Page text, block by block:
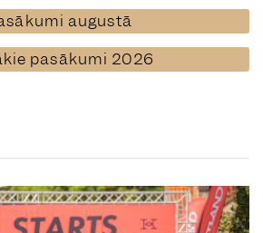
augustā
pasākumi 2026